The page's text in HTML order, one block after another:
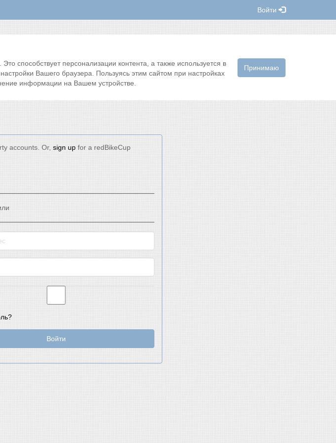
Войти
Принимаю
способствует персонализации контента, а также используется в
Вашего браузера. Пользуясь этим сайтом при настройках
информации на Вашем устройстве.
accounts. Or, sign up for a redBikeCup
Войти